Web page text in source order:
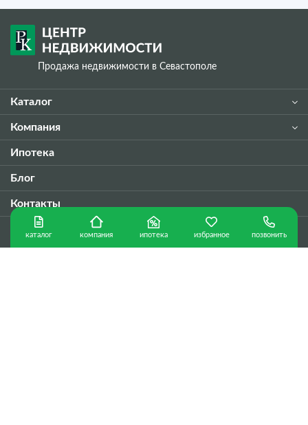
каталог компания ипотека избранное позвонить
Продажа недвижимости в Севастополе
Каталог
Компания
Ипотека
Блог
Контакты